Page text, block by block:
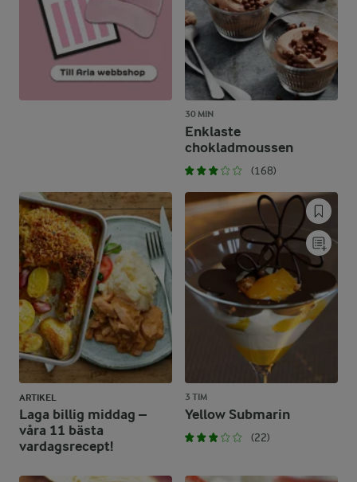
30 MIN
Enklaste
chokladmoussen
(168)
ARTIKEL
Laga billig middag –
våra 11 bästa
vardagsrecept!
3 TIM
Yellow Submarin
(22)